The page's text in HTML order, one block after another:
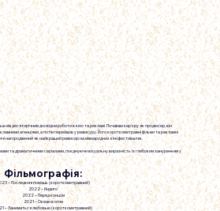
ніж десятирічним досвідом роботи в кіно та рекламі. Почавши кар'єру як продюсер, він
агенціями, а потім перейшов у режисуру. Його короткометражні фільми та рекламні
нагороджений як найкращий режисер на міжнародних кінофестивалях.
та драматичними серіалами, поєднуючи візуальну виразність із глибоким зануренням у
Фільмографія:
– Последняя помощь (короткометражний)
2022 – Индиго
2022 – Перед концом
2021 – Океан в огне
– Заниматься любовью (короткометражний)